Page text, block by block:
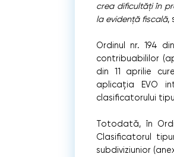
crea dificultăți în
la evidență fiscală,
Ordinul nr. 194
contribuabililor
din 11 aprilie
aplicația EVO
clasificatorului
Totodată, în
Clasificatorul
subdiviziunior